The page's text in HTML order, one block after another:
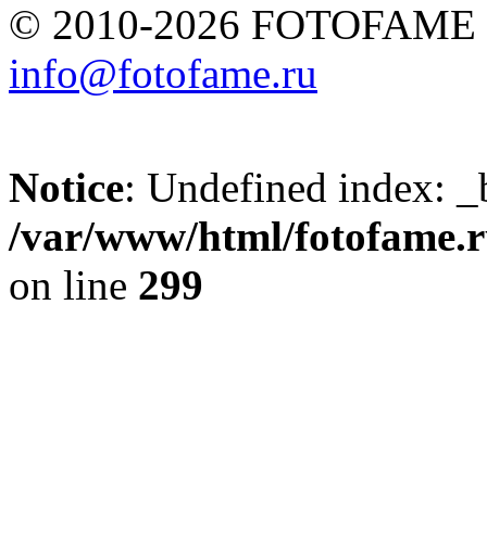
© 2010-2026 FOTOFAME
info@fotofame.ru
Notice: Undefined index:
/var/www/html/
on line 299